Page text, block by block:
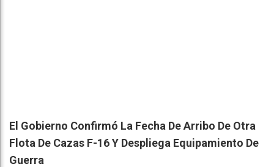
El Gobierno Confirmó La Fecha De Arribo De Otra
Flota De Cazas F-16 Y Despliega Equipamiento De
Guerra